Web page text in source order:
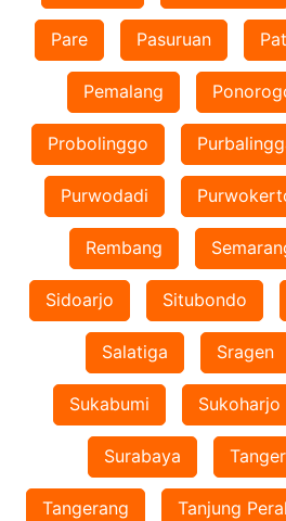
Pare Pasuruan
Pemalang
Probolinggo
Purwodadi
Rembang
Sidoarjo Situbondo
Salatiga Sragen
Sukabumi Sukoharjo
Surabaya
Tangerang Tanjung